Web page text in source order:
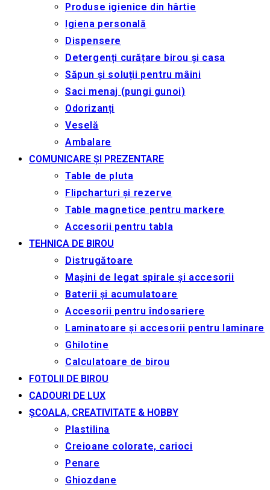
Produse igienice din hârtie
Igiena personală
Dispensere
Detergenți curățare birou și casa
Săpun și soluții pentru mâini
Saci menaj (pungi gunoi)
Odorizanți
Veselă
Ambalare
COMUNICARE ȘI PREZENTARE
Table de pluta
Flipcharturi și rezerve
Table magnetice pentru markere
Accesorii pentru tabla
TEHNICA DE BIROU
Distrugătoare
Mașini de legat spirale și accesorii
Baterii și acumulatoare
Accesorii pentru îndosariere
Laminatoare și accesorii pentru laminare
Ghilotine
Calculatoare de birou
FOTOLII DE BIROU
CADOURI DE LUX
ȘCOALA, CREATIVITATE & HOBBY
Plastilina
Creioane colorate, carioci
Penare
Ghiozdane